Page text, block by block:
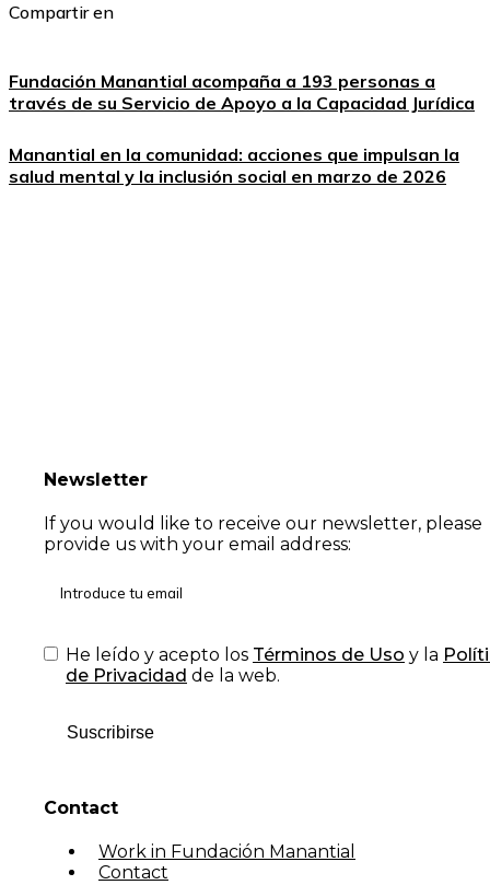
Compartir en
Fundación Manantial acompaña a 193 personas a
través de su Servicio de Apoyo a la Capacidad Jurídica
Manantial en la comunidad: acciones que impulsan la
salud mental y la inclusión social en marzo de 2026
Newsletter
If you would like to receive our newsletter, please
provide us with your email address:
He leído y acepto los Términos de Uso y la
de Privacidad de la web.
Suscribirse
Contact
Work in Fundación Manantial
Contact